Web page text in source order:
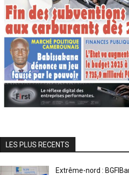
LES PLUS RECENTS
Extrême-nord :